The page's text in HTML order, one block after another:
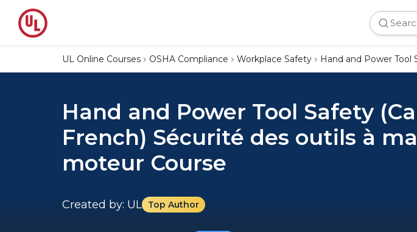
UL Online Courses OSHA Compliance Workplace Safety Hand and Power Tool
Hand and Power Tool Safety
French) Sécurité des outils à
moteur Course
Created by: UL Top Author